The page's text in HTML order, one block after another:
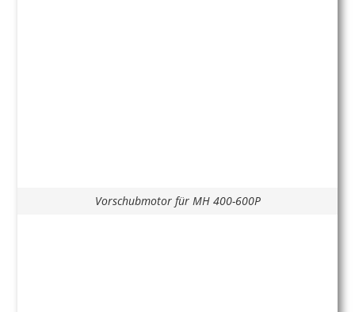
Vorschubmotor für MH 400-600P